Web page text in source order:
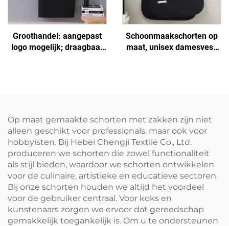
Groothandel: aangepast
logo mogelijk; draagbaar
Schoonmaakschorten op
maat, unisex damesvest,
Op maat gemaakte schorten met zakken zijn niet
alleen geschikt voor professionals, maar ook voor
hobbyisten. Bij Hebei Chengji Textile Co., Ltd.
produceren we schorten die zowel functionaliteit
als stijl bieden, waardoor we schorten ontwikkelen
voor de culinaire, artistieke en educatieve sectoren.
Bij onze schorten houden we altijd het voordeel
voor de gebruiker centraal. Voor koks en
kunstenaars zorgen we ervoor dat gereedschap
gemakkelijk toegankelijk is. Om u te ondersteunen